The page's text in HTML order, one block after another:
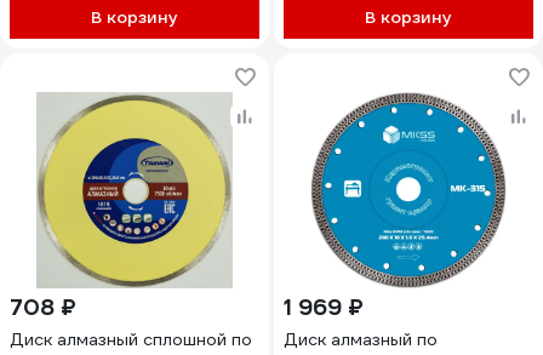
В корзину В корзину
708 ₽
Диск алмазный сплошной по
1 969 ₽
Диск алмазный по